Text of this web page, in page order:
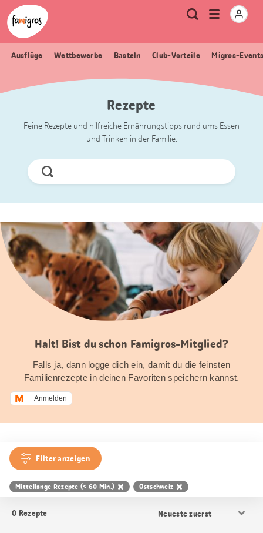
Sprungmarken
Navigation
Header
Logo
Meta
Navigation
Suche
Menu
öffnen
Ausflüge Wettbewerbe Basteln Club-Vorteile Migros-
Rezepte
Feine Rezepte und hilfreiche Ernährungstipps rund ums Essen
und Trinken in der Familie.
Jetzt
Suchen
Halt! Bist du schon Famigros-Mitglied?
Falls ja, dann logge dich ein, damit du die feinsten
Familienrezepte in deinen Favoriten speichern kannst.
Anmelden
Filter anzeigen
Mittellange Rezepte (< 60 Min.) Ostschweiz
0 Rezepte
Sortierung